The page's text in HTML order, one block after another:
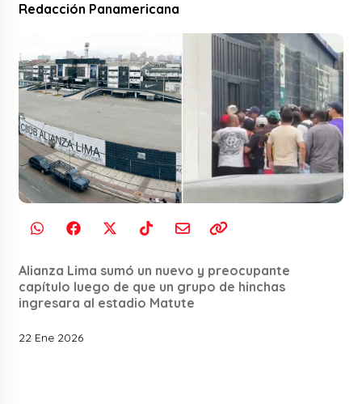
Redacción Panamericana
Alianza Lima sumó un nuevo y preocupante
capítulo luego de que un grupo de hinchas
ingresara al estadio Matute
22 Ene 2026